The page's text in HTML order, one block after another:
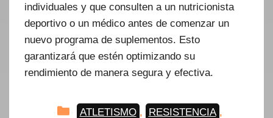
individuales y que consulten a un nutricionista
deportivo o un médico antes de comenzar un
nuevo programa de suplementos. Esto
garantizará que estén optimizando su
rendimiento de manera segura y efectiva.
Categorías
ATLETISMO , RESISTENCIA ,